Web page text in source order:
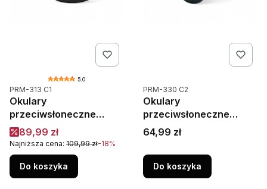
5.0
Kod produktu
PRM-313 C1
Okulary
przeciwsłoneczne
PRIUS PRM-313 C1
czarne polaryzacyjne
FLEX UV400
Cena promocyjna
89,99 zł
Najniższa cena: 109,99 zł-18%
Do koszyka
Kod produktu
PRM-330 C2
Okulary
przeciwsłoneczne
Unisex Pilotki PRIUS
PRM-330 C2 z
polaryzacją UV400
Cena
64,99 zł
Do koszyka